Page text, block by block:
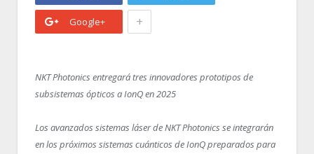
Google+ +
NKT Photonics entregará tres innovadores prototipos de
subsistemas ópticos a IonQ en 2025
Los avanzados sistemas láser de NKT Photonics se integrarán
en los próximos sistemas cuánticos de IonQ preparados para